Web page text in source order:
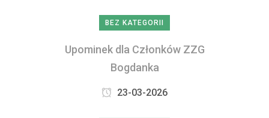
BEZ KATEGORII
Upominek dla Członków ZZG
Bogdanka
23-03-2026